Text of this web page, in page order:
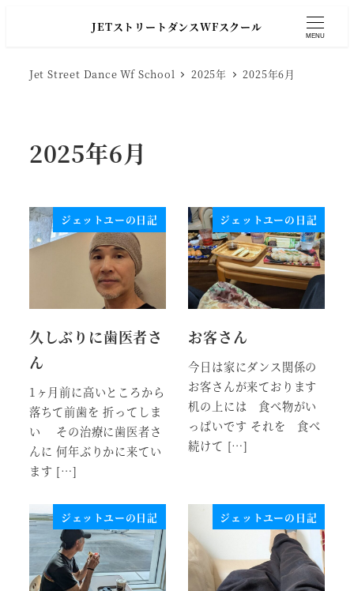
JETストリートダンスWFスクール
MENU
Jet Street Dance Wf School 2025年 2025年6月
2025年6月
ジェットユーの日記
久しぶりに歯医者さ
ん
1ヶ月前に高いところから
落ちて前歯を 折ってしま
い その治療に歯医者さ
んに 何年ぶりかに来てい
ます […]
ジェットユーの日記
お客さん
今日は家にダンス関係の
お客さんが来ております
机の上には 食べ物がい
っぱいです それを 食べ
続けて […]
ジェットユーの日記 ジェットユーの日記